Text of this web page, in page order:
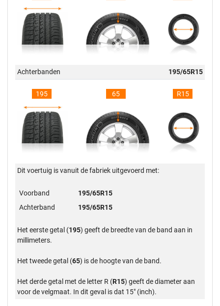
Achterbanden 195/65R15
195 65 R15
Dit voertuig is vanuit de fabriek uitgevoerd met:
Voorband
195/65R15
Achterband
195/65R15
Het eerste getal (195) geeft de breedte van de band aan in
millimeters.
Het tweede getal (65) is de hoogte van de band.
Het derde getal met de letter R (R15) geeft de diameter aan
voor de velgmaat. In dit geval is dat 15" (inch).